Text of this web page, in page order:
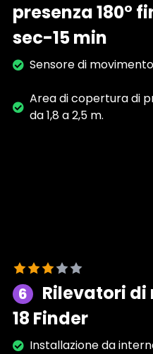
presenza 180°
sec-15 min
Sensore di
Area di copertura di
da 1,8 a 2,5 m.
6
Rilevatori di
18 Finder
Installazione da